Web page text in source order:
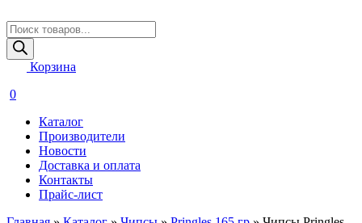
Поиск
товаров
Корзина
0
Каталог
Производители
Новости
Доставка и оплата
Контакты
Прайс-лист